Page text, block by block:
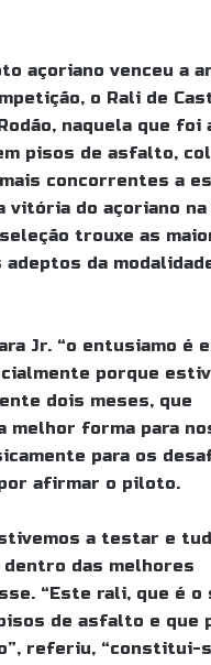
açoriano venceu a
o Rali de
naquela que foi
pisos de asfalto,
concorrentes a
vitória do açoriano
trouxe as
da
Jr. “o entusiamo é
porque
dois meses, que
melhor forma para
para os
afirmar o piloto.
a testar e
dentro das melhores
“Este rali, que é o
de asfalto e que
referiu, “constitui-